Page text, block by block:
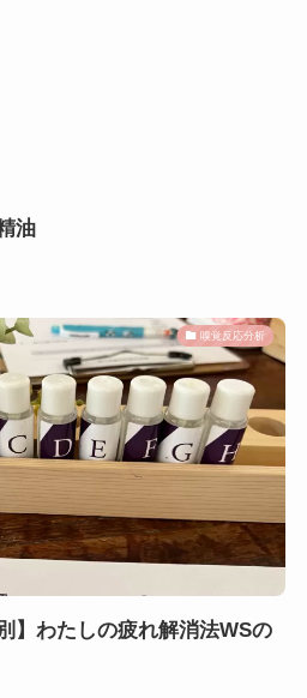
油
嗅覚反応分析
】わたしの疲れ解消法WSの